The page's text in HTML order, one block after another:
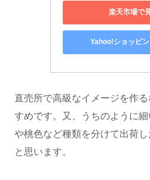
楽天市場で
Yahoo!ショッピ
直売所で高級なイメージを作
すめです。又、うちのように
や桃色など種類を分けて出荷
と思います。